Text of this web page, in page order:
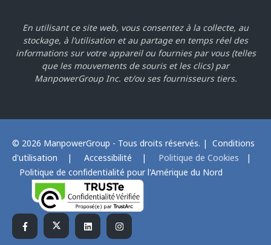
En utilisant ce site web, vous consentez à la collecte, au
stockage, à l’utilisation et au partage en temps réel des
informations sur votre appareil ou fournies par vous (telles
que les mouvements de souris et les clics) par
ManpowerGroup Inc. et/ou ses fournisseurs tiers.
© 2026 ManpowerGroup - Tous droits réservés. | Conditions
d'utilisation
| Accessibilité | Politique de Cookies |
Politique de confidentialité pour l'Amérique du Nord